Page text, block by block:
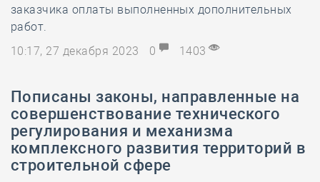
заказчика оплаты выполненных дополнительных
работ.
10:17, 27 декабря 2023
0 1403
Пописаны законы, направленные на
совершенствование технического
регулирования и механизма
комплексного развития территорий в
строительной сфере